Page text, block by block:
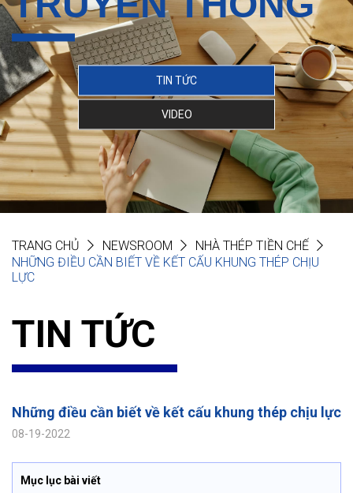
TIN TỨC
VIDEO
TRANG CHỦ NEWSROOM
NHÀ THÉP TIỀN CHẾ
NHỮNG ĐIỀU CẦN BIẾT VỀ KẾT CẤU KHUNG THÉP CHỊU
LỰC
TIN TỨC
Những điều cần biết về kết cấu khung thép chịu lực
08-19-2022
Mục lục bài viết